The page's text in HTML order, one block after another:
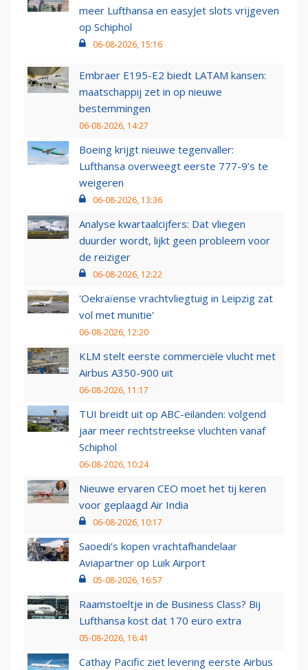
meer Lufthansa en easyJet slots vrijgeven
op Schiphol
06-08-2026, 15:16
Embraer E195-E2 biedt LATAM kansen:
maatschappij zet in op nieuwe
bestemmingen
06-08-2026, 14:27
Boeing krijgt nieuwe tegenvaller:
Lufthansa overweegt eerste 777-9’s te
weigeren
06-08-2026, 13:36
Analyse kwartaalcijfers: Dat vliegen
duurder wordt, lijkt geen probleem voor
de reiziger
06-08-2026, 12:22
'Oekraïense vrachtvliegtuig in Leipzig zat
vol met munitie'
06-08-2026, 12:20
KLM stelt eerste commerciële vlucht met
Airbus A350-900 uit
06-08-2026, 11:17
TUI breidt uit op ABC-eilanden: volgend
jaar meer rechtstreekse vluchten vanaf
Schiphol
06-08-2026, 10:24
Nieuwe ervaren CEO moet het tij keren
voor geplaagd Air India
06-08-2026, 10:17
Saoedi’s kopen vrachtafhandelaar
Aviapartner op Luik Airport
05-08-2026, 16:57
Raamstoeltje in de Business Class? Bij
Lufthansa kost dat 170 euro extra
05-08-2026, 16:41
Cathay Pacific ziet levering eerste Airbus